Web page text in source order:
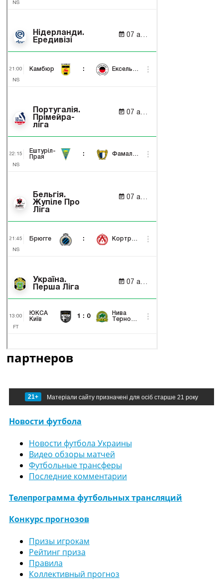
партнеров
21+ Матеріали сайту призначені для осіб старше 21 року
Новости футбола
Новости футбола Украины
Видео обзоры матчей
Футбольные трансферы
Последние комментарии
Телепрограмма футбольных трансляций
Конкурс прогнозов
Призы игрокам
Рейтинг приза
Правила
Коллективный прогноз